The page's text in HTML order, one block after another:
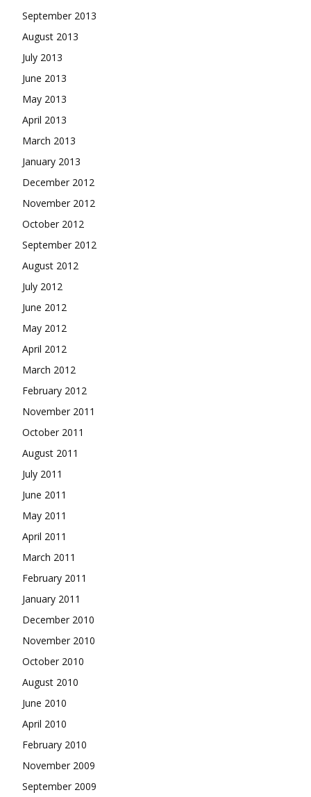
September 2013
August 2013
July 2013
June 2013
May 2013
April 2013
March 2013
January 2013
December 2012
November 2012
October 2012
September 2012
August 2012
July 2012
June 2012
May 2012
April 2012
March 2012
February 2012
November 2011
October 2011
August 2011
July 2011
June 2011
May 2011
April 2011
March 2011
February 2011
January 2011
December 2010
November 2010
October 2010
August 2010
June 2010
April 2010
February 2010
November 2009
September 2009